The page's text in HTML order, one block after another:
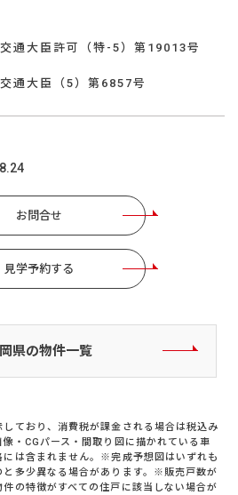
交通大臣許可（特-5）第19013号
通大臣（5）第6857号
お問合せ
見学予約する
県の物件一覧
ており、消費税が課金される場合は税込み
・CGパース・間取り図に描かれている車
は含まれません。※完成予想図はいずれも
多少異なる場合があります。※販売戸数が
の特徴がすべての住戸に該当しない場合が